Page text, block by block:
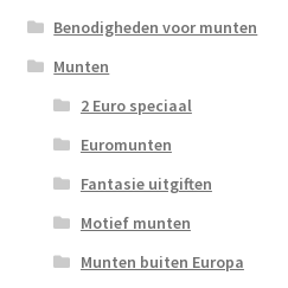
Benodigheden voor munten
Munten
2 Euro speciaal
Euromunten
Fantasie uitgiften
Motief munten
Munten buiten Europa